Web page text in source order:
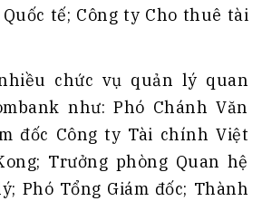
tế; Công ty Cho thuê tài
chức vụ quản lý quan
như: Phó Chánh Văn
đốc Công ty Tài chính Việt
Trưởng phòng Quan hệ
Phó Tổng Giám đốc; Thành